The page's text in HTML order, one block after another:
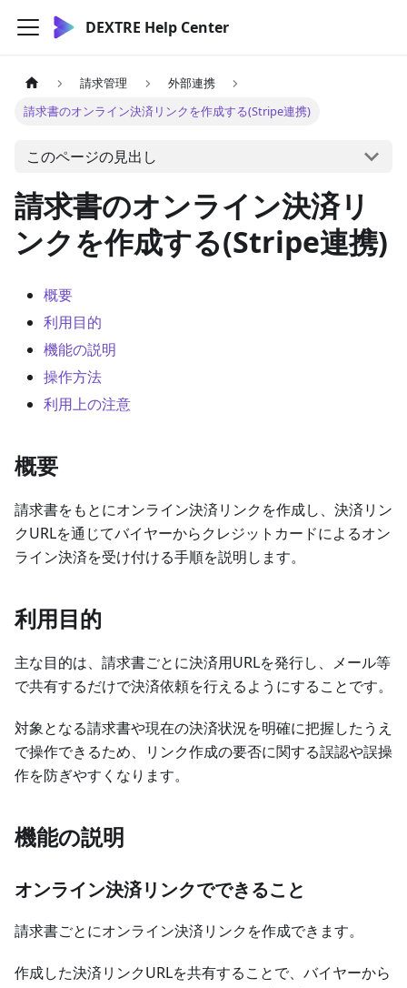
DEXTRE Help Center
請求管理
外部連携
請求書のオンライン決済リンクを作成する(Stripe連携)
このページの見出し
請求書のオンライン決済リ
ンクを作成する(Stripe連携)
概要
利用目的
機能の説明
操作方法
利用上の注意
概要
請求書をもとにオンライン決済リンクを作成し、決済リン
クURLを通じてバイヤーからクレジットカードによるオン
ライン決済を受け付ける手順を説明します。
利用目的
主な目的は、請求書ごとに決済用URLを発行し、メール等
で共有するだけで決済依頼を行えるようにすることです。
対象となる請求書や現在の決済状況を明確に把握したうえ
で操作できるため、リンク作成の要否に関する誤認や誤操
作を防ぎやすくなります。
機能の説明
オンライン決済リンクでできること
請求書ごとにオンライン決済リンクを作成できます。
作成した決済リンクURLを共有することで、バイヤーから